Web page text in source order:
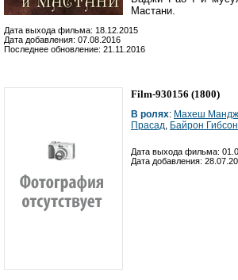
Мастани.
Дата выхода фильма: 18.12.2015
Дата добавления: 07.08.2016
Последнее обновление: 21.11.2016
Film-930156 (1800)
В ролях: Махеш
Прасад Байрон Гибсон
Дата выхода фильма:
Дата добавления: